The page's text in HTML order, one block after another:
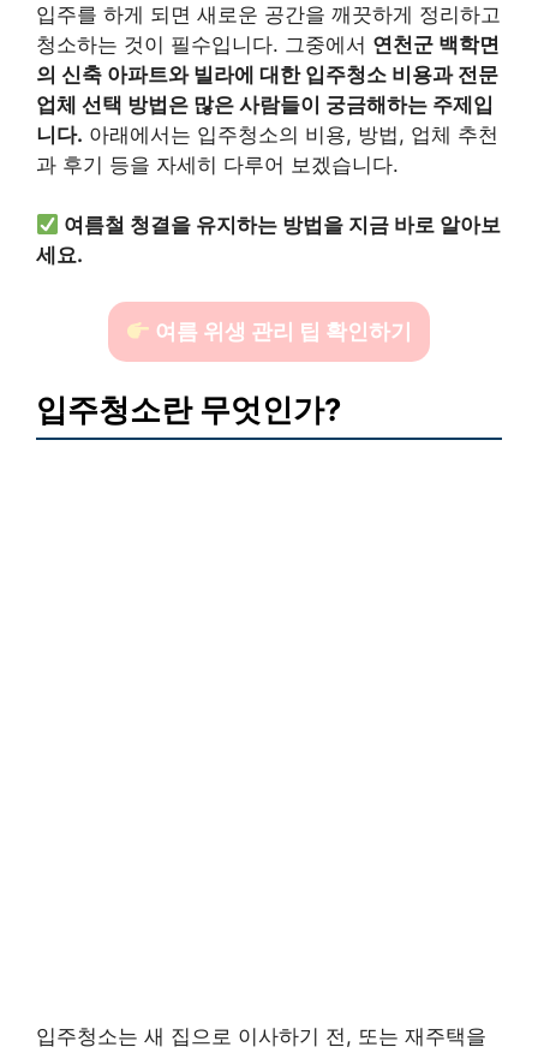
입주를 하게 되면 새로운 공간을 깨끗하게 정리하고
청소하는 것이 필수입니다. 그중에서 연천군 백학면
의 신축 아파트와 빌라에 대한 입주청소 비용과 전문
업체 선택 방법은 많은 사람들이 궁금해하는 주제입
니다. 아래에서는 입주청소의 비용, 방법, 업체 추천
과 후기 등을 자세히 다루어 보겠습니다.
여름철 청결을 유지하는 방법을 지금 바로 알아보
세요.
여름 위생 관리 팁 확인하기
입주청소란 무엇인가?
입주청소는 새 집으로 이사하기 전, 또는 재주택을